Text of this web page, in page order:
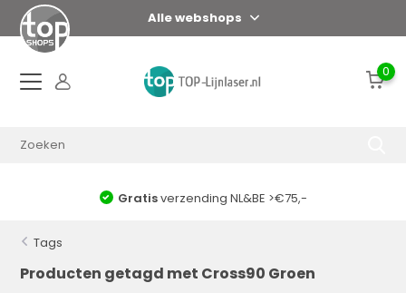
Alle webshops
0
Gratisverzending NL&BE >€75,-
Tags
Producten getagd met Cross90 Groen